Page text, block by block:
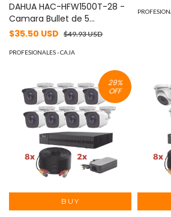
DAHUA HAC-HFW1500T-28 -
Camara Bullet de 5
Megapixeles/ Lente de 2.8
Metalica/ IR de 30 Metros/
#PromoFull #1CM
$35.50 USD $49.93 USD
PROFESIONALES - CAJA
29%
OFF